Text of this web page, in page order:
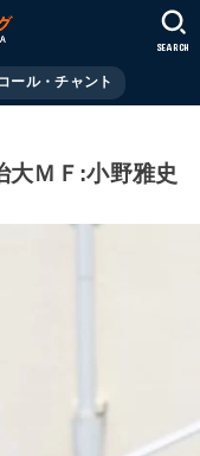
ール・チャント
SEARCH
大ＭＦ:小野雅史